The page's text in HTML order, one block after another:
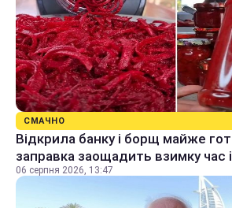
СМАЧНО
Відкрила банку і борщ майже
заправка заощадить взимку час
06 серпня 2026, 13:47